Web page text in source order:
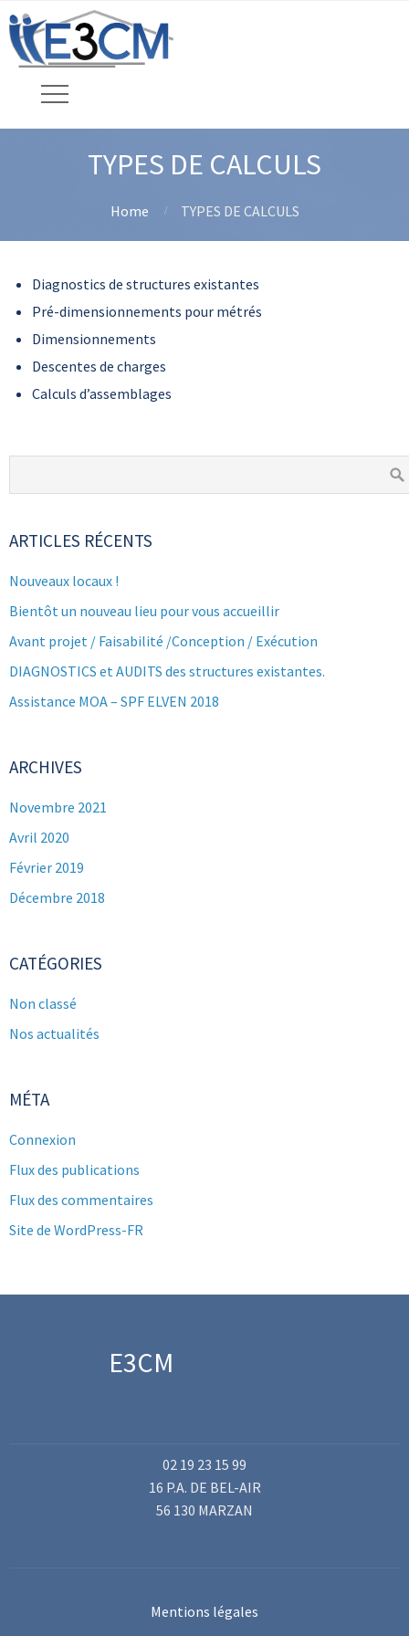
TYPES DE CALCULS​
Home TYPES DE CALCULS​
Diagnostics de structures existantes
Pré-dimensionnements pour métrés​
Dimensionnements​
Descentes de charges​
Calculs d’assemblages​
ARTICLES RÉCENTS
Nouveaux locaux !
Bientôt un nouveau lieu pour vous accueillir
Avant projet / Faisabilité /Conception / Exécution
DIAGNOSTICS et AUDITS des structures existantes.
Assistance MOA – SPF ELVEN 2018
ARCHIVES
Novembre 2021
Avril 2020
Février 2019
Décembre 2018
CATÉGORIES
Non classé
Nos actualités
MÉTA
Connexion
Flux des publications
Flux des commentaires
Site de WordPress-FR
E3CM
02 19 23 15 99
16 P.A. DE BEL-AIR
56 130 MARZAN
Mentions légales